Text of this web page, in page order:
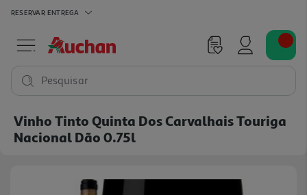
RESERVAR ENTREGA
Pesquisar
Vinho Tinto Quinta Dos Carvalhais Touriga
Nacional Dão 0.75l